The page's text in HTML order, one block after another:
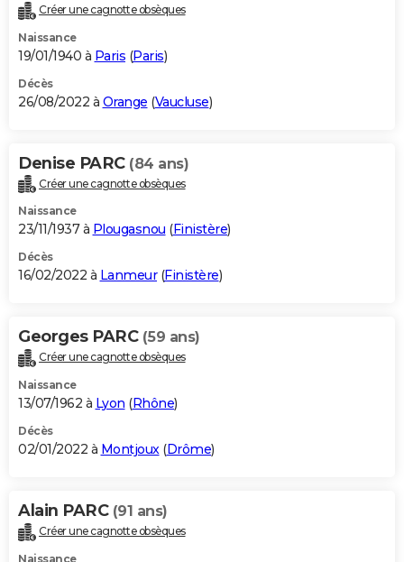
Créer une cagnotte obsèques
Naissance
19/01/1940 à Paris (Paris)
Décès
26/08/2022 à Orange (Vaucluse)
Denise PARC (84 ans)
Créer une cagnotte obsèques
Naissance
23/11/1937 à Plougasnou (Finistère)
Décès
16/02/2022 à Lanmeur(Finistère)
Georges PARC (59 ans)
Créer une cagnotte obsèques
Naissance
13/07/1962 à Lyon (Rhône)
Décès
02/01/2022 à Montjoux(Drôme)
Alain PARC (91 ans)
Créer une cagnotte obsèques
Naissance